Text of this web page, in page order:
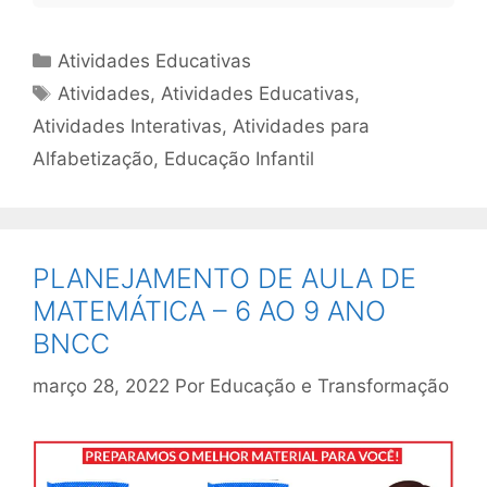
Categorias
Atividades Educativas
Tags
Atividades,Atividades Educativas,
Atividades Interativas, Atividades para
Alfabetização, Educação Infantil
PLANEJAMENTO DE AULA DE
MATEMÁTICA – 6 AO 9 ANO
BNCC
março 28, 2022 Por Educação e Transformação